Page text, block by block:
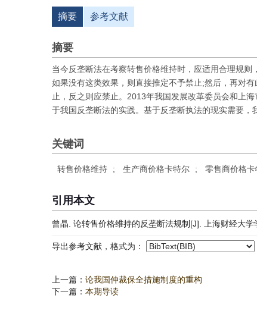
摘要 参考文献
摘要
当今反垄断法在考察转售价格维持时，应适用合理规
如果没有这类效果，则直接推定不予禁止;然后，再对
止，反之则应禁止。2013年我国发展改革委员会和上
于我国反垄断法的实践。基于反垄断执法的现实需要，
关键词
转售价格维持 ; 生产商价格卡特尔 ; 零售商价格卡
引用本文
曾晶. 论转售价格维持的反垄断法规制[J]. 上海财经大
导出参考文献，格式为：
上一篇： 论我国仲裁保全措施制度的重构
下一篇： 本期导读